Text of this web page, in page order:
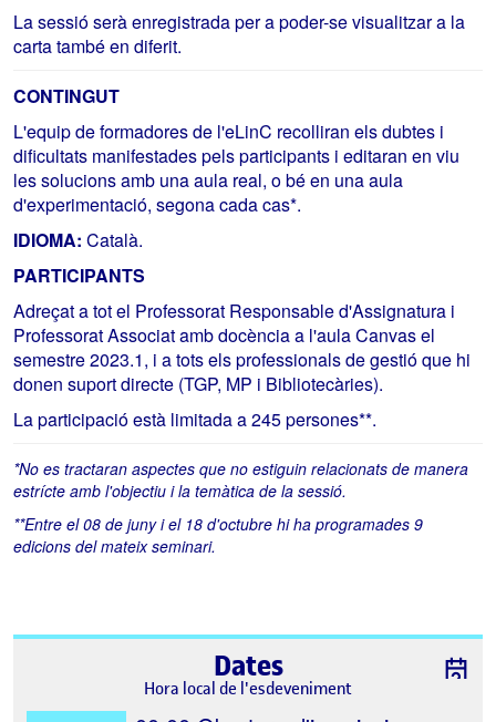
La sessió serà enregistrada per a poder-se visualitzar a la
carta també en diferit.
CONTINGUT
L'equip de formadores de l'eLinC recolliran els dubtes i
dificultats manifestades pels participants i editaran en viu
les solucions amb una aula real, o bé en una aula
d'experimentació, segona cada cas*.
IDIOMA: Català.
PARTICIPANTS
Adreçat a tot el Professorat Responsable d'Assignatura i
Professorat Associat amb docència a l'aula Canvas el
semestre 2023.1, i a tots els professionals de gestió que hi
donen suport directe (TGP, MP i Bibliotecàries).
La participació està limitada a 245 persones**.
*No es tractaran aspectes que no estiguin relacionats de manera
estrícte amb l'objectiu i la temàtica de la sessió.
**Entre el 08 de juny i el 18 d'octubre hi ha programades 9
edicions del mateix seminari.
Dates
Hora local de l'esdeveniment